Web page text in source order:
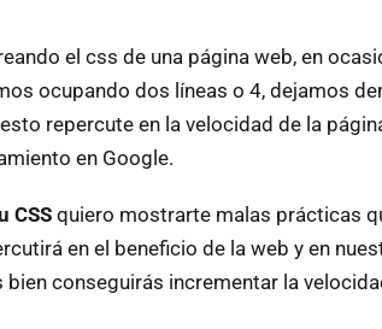
el css de una página web, en
ocupando dos líneas o 4, dejamos
repercute en la velocidad de la
en Google.
CSS quiero mostrarte malas prácticas
en el beneficio de la web y en
bien conseguirás incrementar la